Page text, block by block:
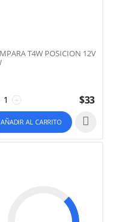
T4W POSICION 12V
+ $33
AÑADIR AL CARRITO